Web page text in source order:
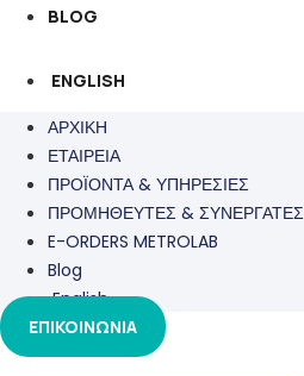
BLOG
ENGLISH
ΑΡΧΙΚΗ
ΕΤΑΙΡΕΙΑ
ΠΡΟΪΟΝΤΑ & ΥΠΗΡΕΣΙΕΣ
ΠΡΟΜΗΘΕΥΤΕΣ & ΣΥΝΕΡΓΑΤΕΣ
E-ORDERS METROLAB
Blog
English
ΕΠΙΚΟΙΝΩΝΙΑ